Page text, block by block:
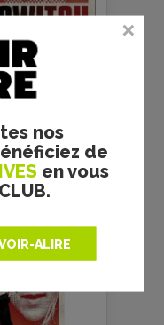
nos
de
en vous
ALIRE